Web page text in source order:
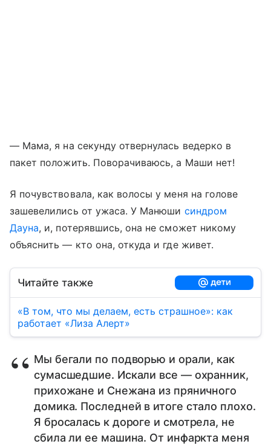
— Мама, я на секунду отвернулась ведерко в
пакет положить. Поворачиваюсь, а Маши нет!
Я почувствовала, как волосы у меня на голове
зашевелились от ужаса. У Манюши синдром
Дауна, и, потерявшись, она не сможет никому
объяснить — кто она, откуда и где живет.
Читайте также
«В том, что мы делаем, есть страшное»: как
работает «Лиза Алерт»
Мы бегали по подворью и орали, как
сумасшедшие. Искали все — охранник,
прихожане и Снежана из пряничного
домика. Последней в итоге стало плохо.
Я бросалась к дороге и смотрела, не
сбила ли ее машина. От инфаркта меня